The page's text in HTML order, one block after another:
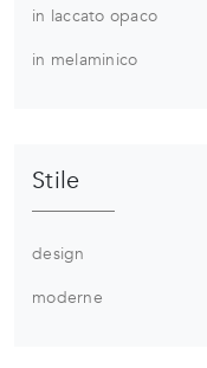
in laccato opaco
in melaminico
Stile
design
moderne